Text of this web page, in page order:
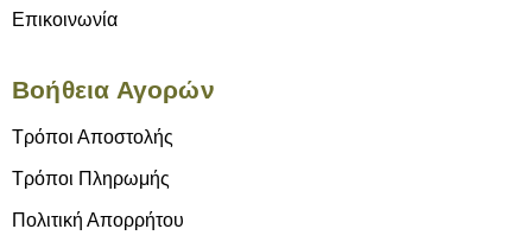
Επικοινωνία
Βοήθεια Αγορών
Τρόποι Αποστολής
Τρόποι Πληρωμής
Πολιτική Απορρήτου